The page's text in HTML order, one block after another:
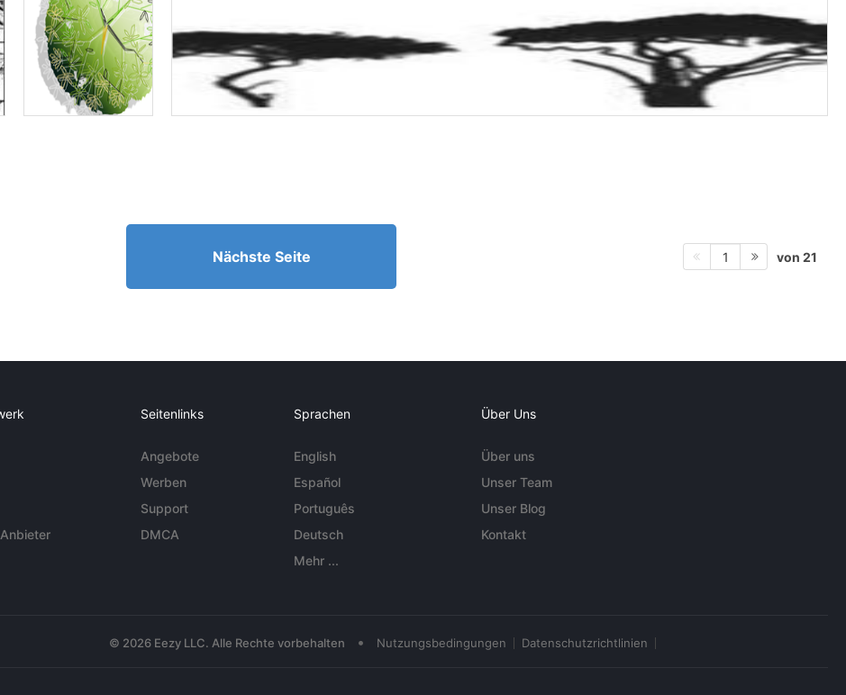
Nächste Seite 1 von 21
Seitenlinks
Angebote
Werben
Support
DMCA
Sprachen
English
Español
Português
Deutsch
Mehr ...
Über Uns
Über uns
Unser Team
Unser Blog
Kontakt
© 2026 Eezy LLC. Alle Rechte vorbehalten • Nutzungsbedingungen Datenschutzrichtlinien